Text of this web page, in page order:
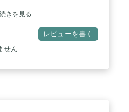
きを見る
レビューを書く
せん